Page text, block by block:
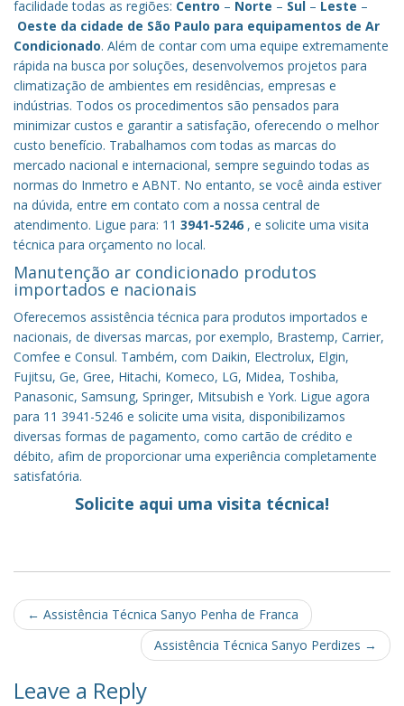
facilidade todas as regiões: Centro – Norte – Sul – Leste –
Oeste da cidade de São Paulo para equipamentos de Ar
Condicionado. Além de contar com uma equipe extremamente
rápida na busca por soluções, desenvolvemos projetos para
climatização de ambientes em residências, empresas e
indústrias. Todos os procedimentos são pensados para
minimizar custos e garantir a satisfação, oferecendo o melhor
custo benefício. Trabalhamos com todas as marcas do
mercado nacional e internacional, sempre seguindo todas as
normas do Inmetro e ABNT. No entanto, se você ainda estiver
na dúvida, entre em contato com a nossa central de
atendimento. Ligue para: 11 3941-5246 , e solicite uma visita
técnica para orçamento no local.
Manutenção ar condicionado produtos
importados e nacionais
Oferecemos assistência técnica para produtos importados e
nacionais, de diversas marcas, por exemplo, Brastemp, Carrier,
Comfee e Consul. Também, com Daikin, Electrolux, Elgin,
Fujitsu, Ge, Gree, Hitachi, Komeco, LG, Midea, Toshiba,
Panasonic, Samsung, Springer, Mitsubish e York. Ligue agora
para 11 3941-5246 e solicite uma visita, disponibilizamos
diversas formas de pagamento, como cartão de crédito e
débito, afim de proporcionar uma experiência completamente
satisfatória.
Solicite aqui uma visita técnica!
Post
navigation
← Assistência Técnica Sanyo Penha de Franca
Assistência Técnica Sanyo Perdizes →
Leave a Reply